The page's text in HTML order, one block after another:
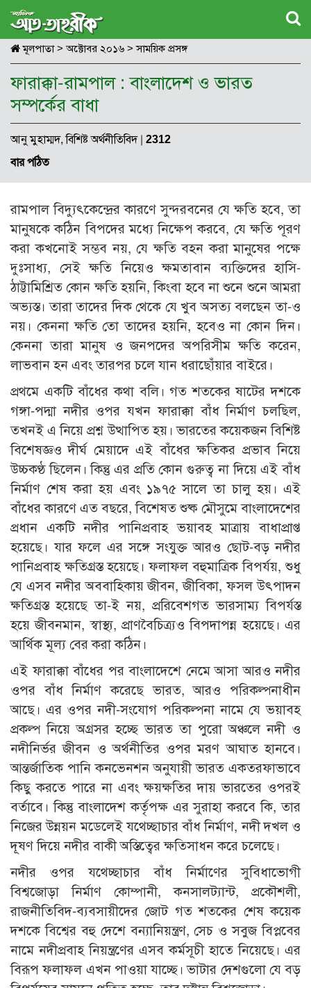
মূলপাতা> অক্টোবর ২০১৬ > সাময়িক প্রসঙ্গ
ফারাক্কা-রামপাল : বাংলাদেশ ও ভারত
সম্পর্কের বাধা
আনু মুহাম্মদ, বিশিষ্ট অর্থনীতিবিদ| 2312
বার পঠিত
রামপাল বিদ্যুৎকেন্দ্রের কারণে সুন্দরবনের যে ক্ষতি হবে, তা
মানুষকে কঠিন বিপদের মধ্যে নিক্ষেপ করবে, যে ক্ষতি পূরণ
করা কখনোই সম্ভব নয়, যে ক্ষতি বহন করা মানুষের পক্ষে
দুঃসাধ্য, সেই ক্ষতি নিয়েও ক্ষমতাবান ব্যক্তিদের হাসি-
ঠাট্টামিশ্রিত কোন ক্ষতি হয়নি, কিংবা হবে না শুনে শুনে আমরা
অভ্যস্ত। তারা তাদের দিক থেকে যে খুব অসত্য বলছেন তা-ও
নয়। কেননা ক্ষতি তো তাদের হয়নি, হবেও না কোন দিন।
কেননা তারা মানুষ ও জনপদের অপরিসীম ক্ষতি করেন,
লাভবান হন এবং তারপর চলে যান ধরাছোঁয়ার বাইরে।
প্রথমে একটি বাঁধের কথা বলি। গত শতকের ষাটের দশকে
গঙ্গা-পদ্মা নদীর ওপর যখন ফারাক্কা বাঁধ নির্মাণ চলছিল,
তখনই এ নিয়ে প্রশ্ন উত্থাপিত হয়। ভারতের কয়েকজন বিশিষ্ট
বিশেষজ্ঞও দীর্ঘ মেয়াদে এই বাঁধের ক্ষতিকর প্রভাব নিয়ে
উচ্চকণ্ঠ ছিলেন। কিন্তু এর প্রতি কোন গুরুত্ব না দিয়ে এই বাঁধ
নির্মাণ শেষ করা হয় এবং ১৯৭৫ সালে তা চালু হয়। এই
বাঁধের কারণে এত বছরে, বিশেষত শুষ্ক মৌসুমে বাংলাদেশের
প্রধান একটি নদীর পানিপ্রবাহ ভয়াবহ মাত্রায় বাধাপ্রাপ্ত
হয়েছে। যার ফলে এর সঙ্গে সংযুক্ত আরও ছোট-বড় নদীর
পানিপ্রবাহ ক্ষতিগ্রস্ত হয়েছে। ফলাফল বহুমাত্রিক বিপর্যয়, শুধু
যে এসব নদীর অববাহিকায় জীবন, জীবিকা, ফসল উৎপাদন
ক্ষতিগ্রস্ত হয়েছে তা-ই নয়, প্ররিবেশগত ভারসাম্য বিপর্যস্ত
হয়ে জীবনমান, স্বাস্থ্য, প্রাণবৈচিত্র্যও বিপদাপন্ন হয়েছে। এর
আর্থিক মূল্য বের করা কঠিন।
এই ফারাক্কা বাঁধের পর বাংলাদেশে নেমে আসা আরও নদীর
ওপর বাঁধ নির্মাণ করেছে ভারত, আরও পরিকল্পনাধীন
আছে। এর ওপর নদী-সংযোগ পরিকল্পনা নামে যে ভয়াবহ
প্রকল্প নিয়ে অগ্রসর হচ্ছে ভারত তা পুরো অঞ্চলে নদী ও
নদীনির্ভর জীবন ও অর্থনীতির ওপর মরণ আঘাত হানবে।
আন্তর্জাতিক পানি কনভেনশন অনুযায়ী ভারত একতরফাভাবে
কিছু করতে পারে না এবং ক্ষয়ক্ষতির দায় ভারতের ওপরই
বর্তাবে। কিন্তু বাংলাদেশ কর্তৃপক্ষ এর সুরাহা করবে কি, তার
নিজের উন্নয়ন মডেলেই যথেচ্ছাচার বাঁধ নির্মাণ, নদী দখল ও
দূষণ দিয়ে নদীর বাকী অস্তিত্বের ক্ষতিসাধন করে চলেছে।
নদীর ওপর যথেচ্ছাচার বাঁধ নির্মাণের সুবিধাভোগী
বিশ্বজোড়া নির্মাণ কোম্পানী, কনসালট্যান্ট, প্রকৌশলী,
রাজনীতিবিদ-ব্যবসায়ীদের জোট গত শতকের শেষ কয়েক
দশকে বিশ্বের বহু দেশে বন্যানিয়ন্ত্রণ, সেচ ও সবুজ বিপ্লবের
নামে নদীপ্রবাহ নিয়ন্ত্রণের এসব কর্মসূচী হাতে নিয়েছে। এর
বিরূপ ফলাফল এখন পাওয়া যাচ্ছে। ভাটার দেশগুলো যে বড়